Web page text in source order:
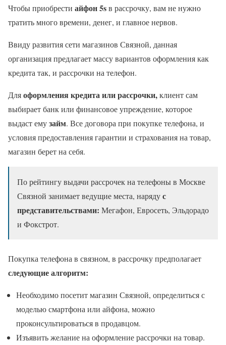
Чтобы приобрести айфон 5sв рассрочку, вам не нужно
тратить много времени, денег, и главное нервов.
Ввиду развития сети магазинов Связной, данная
организация предлагает массу вариантов оформления как
кредита так, и рассрочки на телефон.
Дляоформления кредита или рассрочки,клиент сам
выбирает банк или финансовое упреждение, которое
выдаст емузайм. Все договора при покупке телефона, и
условия предоставления гарантии и страхования на товар,
магазин берет на себя.
По рейтингу выдачи рассрочек на телефоны в Москве
Связной занимает ведущие места, нарядус
представительствами: Мегафон, Евросеть, Эльдорадо
и Фокстрот.
Покупка телефона в связном, в рассрочку предполагает
следующие алгоритм:
Необходимо посетит магазин Связной, определиться с
моделью смартфона или айфона, можно
проконсультироваться в продавцом.
Изъявить желание на оформление рассрочки на товар.